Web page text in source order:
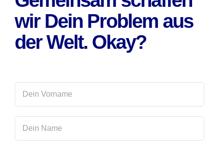
wir Dein Problem aus
der Welt. Okay?